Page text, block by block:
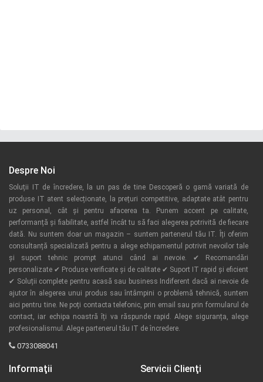
Despre Noi
Soluții IT de încredere, la un pas de tine Descoperă o gamă variată de
produse IT atent selecționate, la prețuri competitive, adaptate atât pentru
uz personal, cât și pentru afacerea ta. Punem accent pe calitate,
performanță și fiabilitate, astfel încât tu să faci alegerea potrivită de fiecare
dată. Nu suntem doar un magazin – suntem partenerul tău IT. Îți oferim
consultanță specializată pentru a alege echipamentul potrivit nevoilor tale
și suport tehnic prompt atunci când ai nevoie. ✔ Recomandări
personalizate ✔ Produse verificate și de calitate ✔ Suport IT rapid și eficient
✔ Soluții complete pentru acasă sau business Indiferent dacă ai nevoie de
ajutor în alegerea unui produs sau întâmpini o problemă tehnică, suntem
aici pentru tine. Ne poți contacta telefonic, prin email sau prin formularul de
contact, iar echipa noastră îți va răspunde rapid. Alege siguranța, alege
profesionalismul. Alege partenerul tău IT de încredere.
0733088041
Informaţii Servicii Clienţi